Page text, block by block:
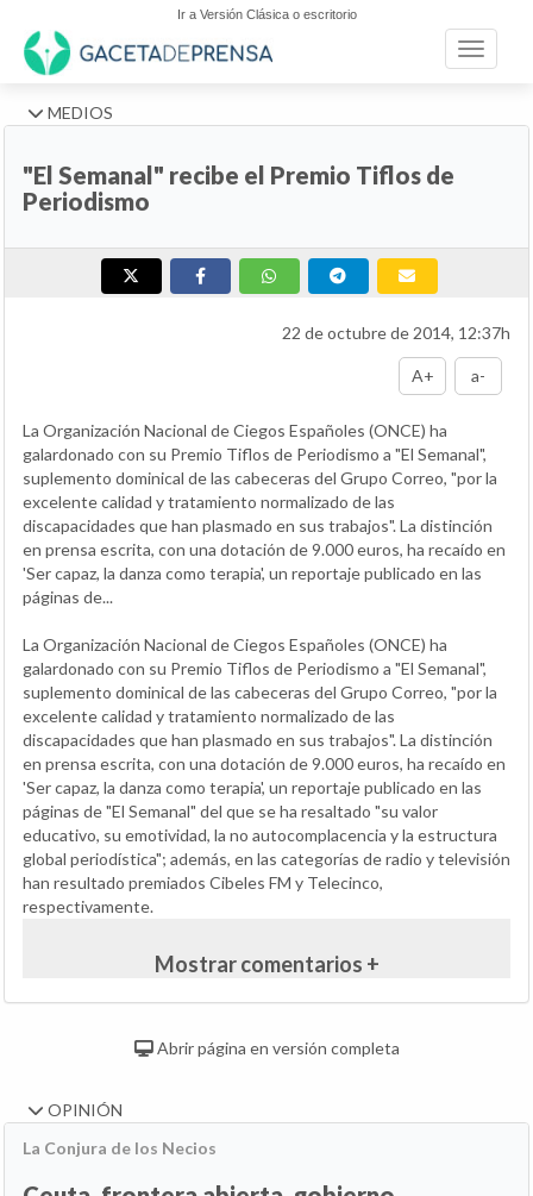
Ir a Versión Clásica o escritorio
Toggle
MEDIOS
"El Semanal" recibe el Premio Tiflos de
Periodismo
22 de octubre de 2014, 12:37h
A+ a-
La Organización Nacional de Ciegos Españoles (ONCE) ha
galardonado con su Premio Tiflos de Periodismo a "El Semanal",
suplemento dominical de las cabeceras del Grupo Correo, "por la
excelente calidad y tratamiento normalizado de las
discapacidades que han plasmado en sus trabajos". La distinción
en prensa escrita, con una dotación de 9.000 euros, ha recaído en
'Ser capaz, la danza como terapia', un reportaje publicado en las
páginas de...
La Organización Nacional de Ciegos Españoles (ONCE) ha
galardonado con su Premio Tiflos de Periodismo a "El Semanal",
suplemento dominical de las cabeceras del Grupo Correo, "por la
excelente calidad y tratamiento normalizado de las
discapacidades que han plasmado en sus trabajos". La distinción
en prensa escrita, con una dotación de 9.000 euros, ha recaído en
'Ser capaz, la danza como terapia', un reportaje publicado en las
páginas de "El Semanal" del que se ha resaltado "su valor
educativo, su emotividad, la no autocomplacencia y la estructura
global periodística"; además, en las categorías de radio y televisión
han resultado premiados Cibeles FM y Telecinco,
respectivamente.
Mostrar comentarios +
Abrir página en versión completa
OPINIÓN
La Conjura de los Necios